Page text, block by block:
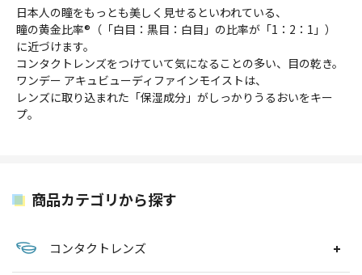
日本人の瞳をもっとも美しく見せるといわれている、
瞳の黄金比率®（「白目：黒目：白目」の比率が「1：2：1」）
に近づけます。
コンタクトレンズをつけていて気になることの多い、目の乾き。
ワンデー アキュビューディファインモイストは、
レンズに取り込まれた「保湿成分」がしっかりうるおいをキー
プ。
商品カテゴリから探す
コンタクトレンズ